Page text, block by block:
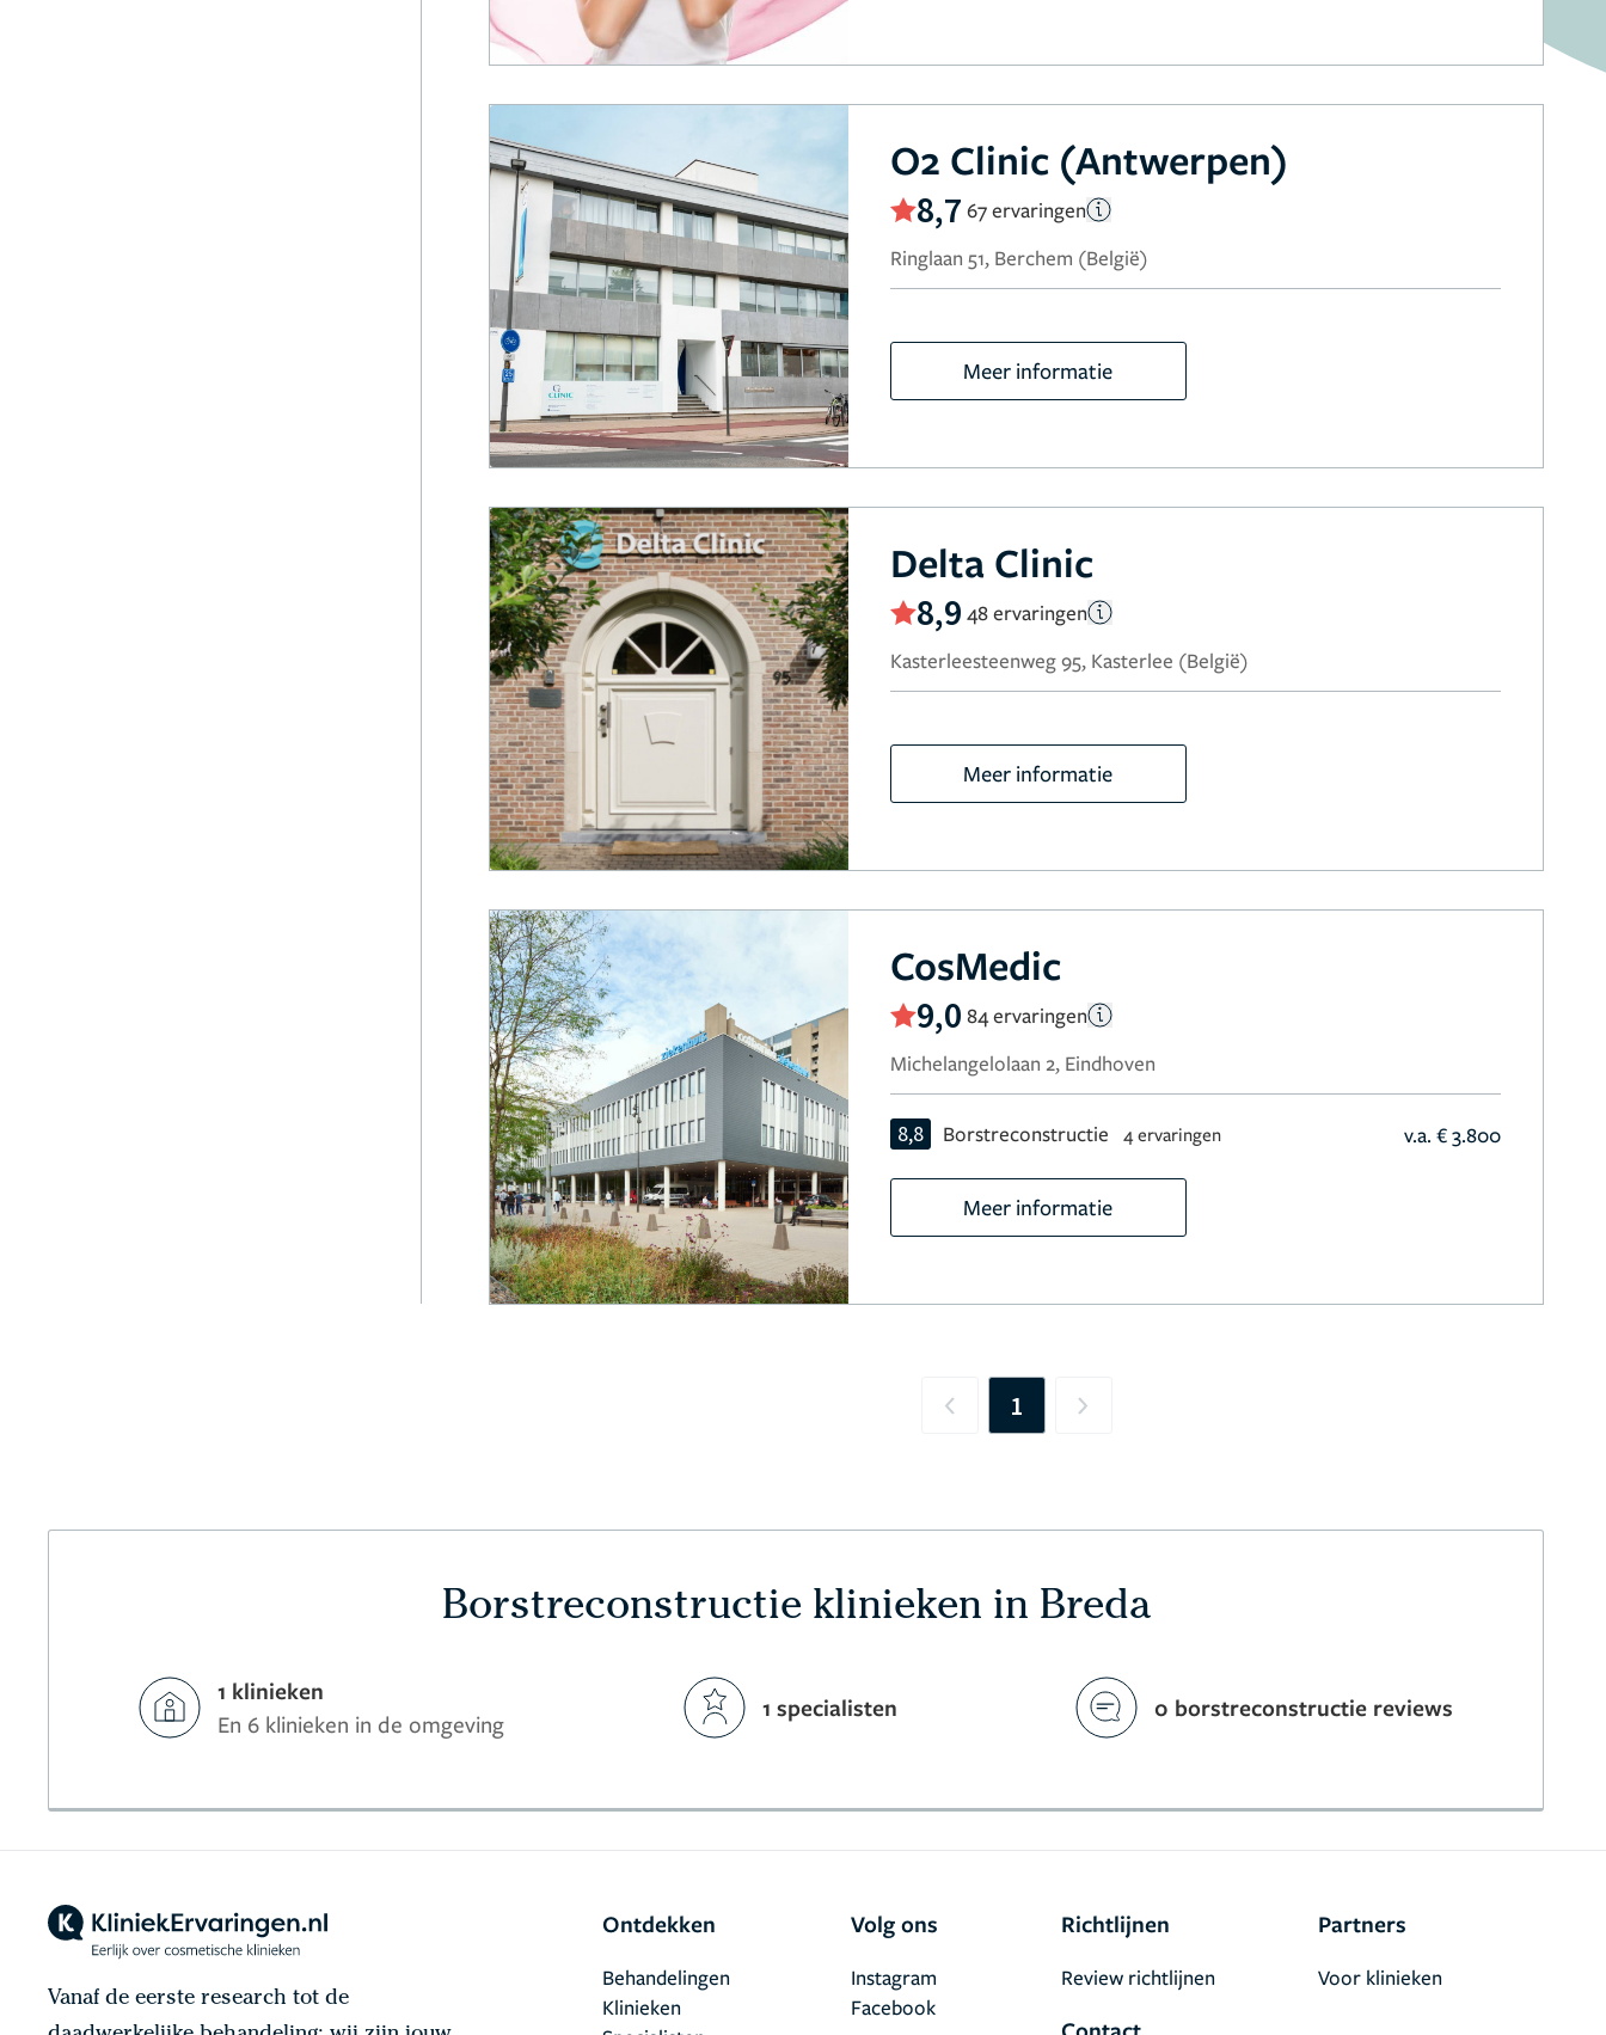
O2 Clinic (Antwerpen)
8,7 67 ervaringen
Ringlaan 51, Berchem (België)
Meer informatie
Delta Clinic
8,9 48 ervaringen
Kasterleesteenweg 95, Kasterlee (België)
Meer informatie
CosMedic
9,0 84 ervaringen
Michelangelolaan 2, Eindhoven
8,8 Borstreconstructie 4 ervaringen v.a. € 3.800
Meer informatie
Previous
1 Next
Borstreconstructie klinieken in Breda
1 klinieken
En 6 klinieken in de omgeving
1 specialisten 0 borstreconstructie reviews
Vanaf de eerste research tot de
Ontdekken
Behandelingen
Klinieken
Volg ons
Facebook
Instagram
Richtlijnen
Review richtlijnen
Partners
Voor klinieken